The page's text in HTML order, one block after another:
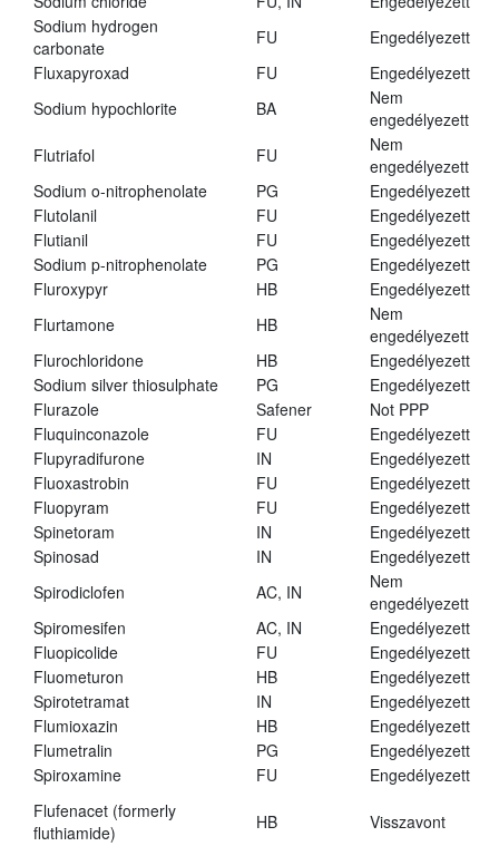
Sodium hydrogen
carbonate
FU
Engedélyezett
Fluxapyroxad
FU
Engedélyezett
Sodium hypochlorite
BA
Nem
engedélyezett
Flutriafol
FU
Nem
engedélyezett
Sodium o-nitrophenolate
PG
Engedélyezett
Flutolanil
FU
Engedélyezett
Flutianil
FU
Engedélyezett
Sodium p-nitrophenolate
PG
Engedélyezett
Fluroxypyr
HB
Engedélyezett
Flurtamone
HB
Nem
engedélyezett
Flurochloridone
HB
Engedélyezett
Sodium silver thiosulphate
PG
Engedélyezett
Flurazole
Safener
Not PPP
Fluquinconazole
FU
Engedélyezett
Flupyradifurone
IN
Engedélyezett
Fluoxastrobin
FU
Engedélyezett
Fluopyram
FU
Engedélyezett
Spinetoram
IN
Engedélyezett
Spinosad
IN
Engedélyezett
Spirodiclofen
AC, IN
Nem
engedélyezett
Spiromesifen
AC, IN
Engedélyezett
Fluopicolide
FU
Engedélyezett
Fluometuron
HB
Engedélyezett
Spirotetramat
IN
Engedélyezett
Flumioxazin
HB
Engedélyezett
Flumetralin
PG
Engedélyezett
Spiroxamine
FU
Engedélyezett
Flufenacet (formerly
fluthiamide)
HB Visszavont